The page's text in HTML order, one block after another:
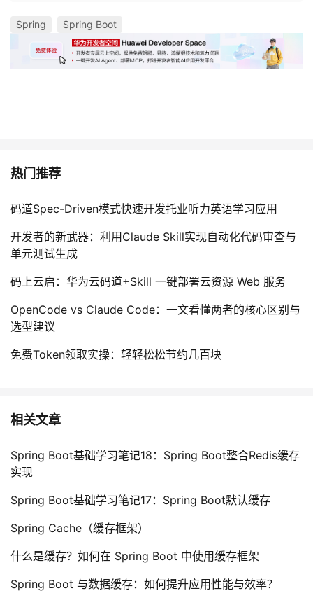
Spring Spring Boot
热门推荐
码道Spec-Driven模式快速开发托业听力英语学习应用
开发者的新武器：利用Claude Skill实现自动化代码审查与
单元测试生成
码上云启：华为云码道+Skill 一键部署云资源 Web 服务
OpenCode vs Claude Code：一文看懂两者的核心区别与
选型建议
免费Token领取实操：轻轻松松节约几百块
相关文章
Spring Boot基础学习笔记18：Spring Boot整合Redis缓存
实现
Spring Boot基础学习笔记17：Spring Boot默认缓存
Spring Cache（缓存框架）
什么是缓存？如何在 Spring Boot 中使用缓存框架
Spring Boot 与数据缓存：如何提升应用性能与效率？